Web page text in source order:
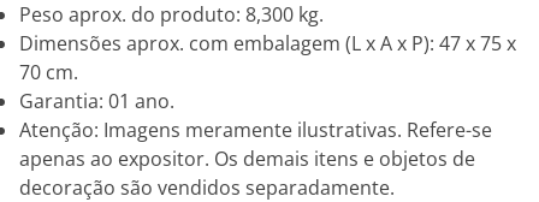
Peso aprox. do produto: 8,300 kg.
Dimensões aprox. com embalagem (L x A x P): 47 x 75 x
70 cm.
Garantia: 01 ano.
Atenção: Imagens meramente ilustrativas. Refere-se
apenas ao expositor. Os demais itens e objetos de
decoração são vendidos separadamente.